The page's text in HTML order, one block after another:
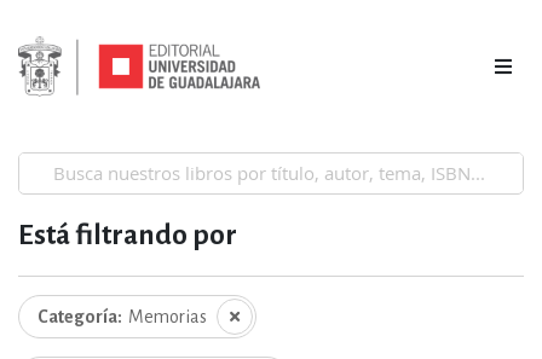
Está filtrando por
Categoría Memorias